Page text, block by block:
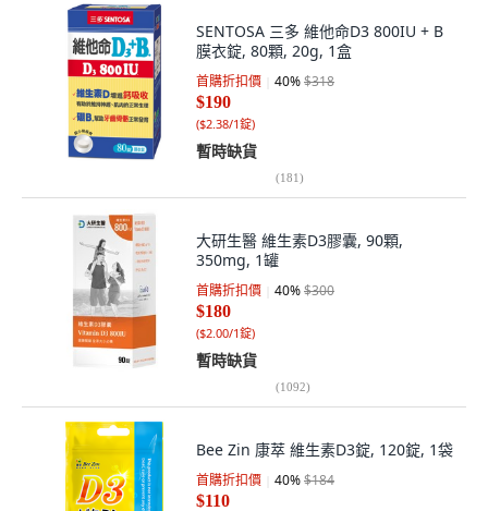
SENTOSA 三多 維他命D3 800IU + B
膜衣錠, 80顆, 20g, 1盒
首購折扣價 40%$318
$190
($2.38/1錠)
暫時缺貨
(181)
大研生醫 維生素D3膠囊, 90顆,
350mg, 1罐
首購折扣價 40%$300
$180
($2.00/1錠)
暫時缺貨
(1092)
Bee Zin 康萃 維生素D3錠, 120錠, 1袋
首購折扣價 40%$184
$110